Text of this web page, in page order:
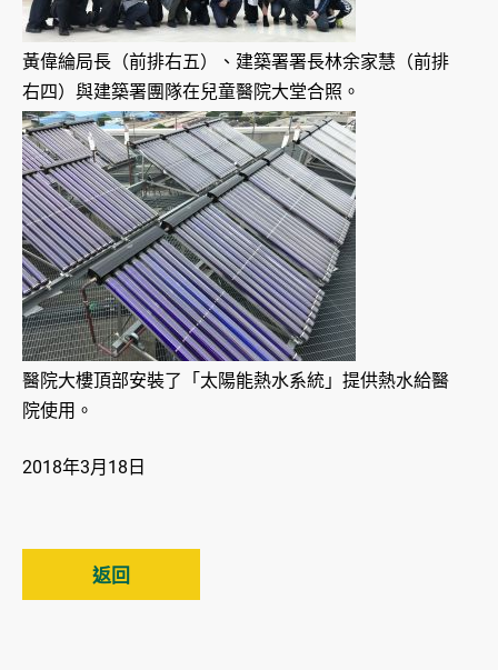
黃偉綸局長（前排右五）、建築署署長林余家慧（前排
右四）與建築署團隊在兒童醫院大堂合照。
醫院大樓頂部安裝了「太陽能熱水系統」提供熱水給醫
院使用。
2018年3月18日
返回